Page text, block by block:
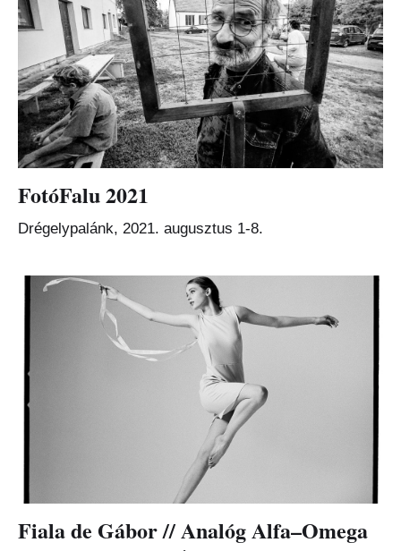
FotóFalu 2021
Drégelypalánk, 2021. augusztus 1-8.
Fiala de Gábor // Analóg Alfa–Omega